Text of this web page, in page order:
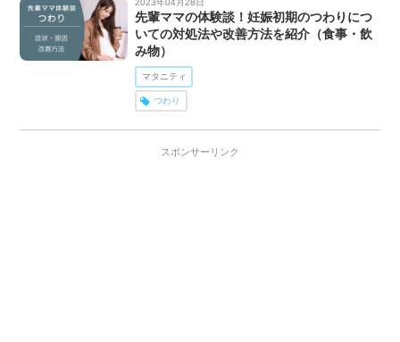
2023年04月28日
先輩ママの体験談！妊娠初期のつわりにつ
いての対処法や改善方法を紹介（食事・飲
み物）
マタニティ
つわり
スポンサーリンク